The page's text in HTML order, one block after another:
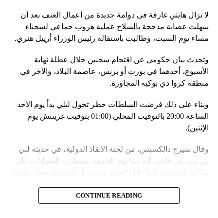
في السياق، أشار رئيس أركان القوات المسلّحة البيلاروسية
الجنرال فيكتور غوليفيتش إلى أنّه «في إطار هذا الحدث، تمّت
احتياطي»، لافتاً إلى أنّه «فور إنجاز عملية الانتشار هذه،
سنستعرض المسائل المتعلّقة بالاستعدادات لاستخدام الأسلحة
النووية غير الاستراتيجية».
وفي أوكرانيا، فكّكت أجهزة الأمن شبكة من العملاء التابعين
لجهاز الأمن الفدرالي الروسي «كانوا يعدّون لاغتيال الرئيس
الأوكراني» فولوديمير زيلينسكي ومسؤولين كبار آخرين، مثل
أوامر من موسكو. وأوقفت الأجهزة الأوكرانية ضابطَي أمن،
مشيرةً إلى أن المشتبه فيهما اللذَين أوقفا «شخصان برتبة
الحكوميين.
لا تزال هايتي غارقة في دوامة جديدة من أعمال العنف بعد أن
سهلت عصابة مدججة بالسلاح عملية هروب جماعي لسجناء
مساء يوم السبت، وطالبت باستقالة رئيس الوزراء أرييل هنري.
وتحدث بيان حكومي عن اقتحام سجنين خلال عطلة نهاية
الأسبوع، أحدهما في بورت أو برنس، عاصمة البلاد، والآخر في
منطقة كروا دي بوكيه المجاورة.
وبناء على ذلك فرضت السلطات حظر تجول ليلي بدأ يوم الأحد
الساعة 20:00 بالتوقيت المحلي (01:00 بتوقيت غرينتش يوم
الإثنين).
وقال سيرج دالكسيس، من لجنة الإنقاذ الدولية، في حديثه لبي
بي سي من هايتي، إنه منذ يوم الجمعة، سيطرت العصابات على
وأدى ذلك إلى تشتيت انتباه السلطات وتسهيل تنفيذ هجوم منسق
CONTINUE READING